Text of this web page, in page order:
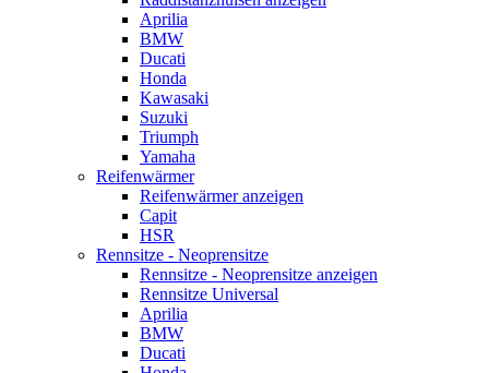
Aprilia
BMW
Ducati
Honda
Kawasaki
Suzuki
Triumph
Yamaha
Reifenwärmer
Reifenwärmer anzeigen
Capit
HSR
Rennsitze - Neoprensitze
Rennsitze - Neoprensitze anzeigen
Rennsitze Universal
Aprilia
BMW
Ducati